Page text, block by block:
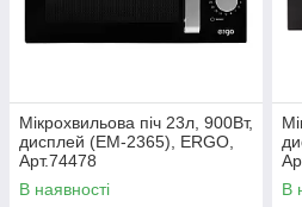
Мікрохвильова піч 23л, 900Вт,
дисплей (EM-2365), ERGO,
Арт.74478
В наявності
В